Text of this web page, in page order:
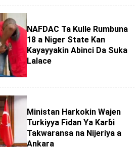
NAFDAC Ta Kulle Rumbuna
18 a Niger State Kan
Kayayyakin Abinci Da Suka
Lalace
Ministan Harkokin Wajen
Turkiyya Fidan Ya Karɓi
Takwaransa na Nijeriya a
Ankara